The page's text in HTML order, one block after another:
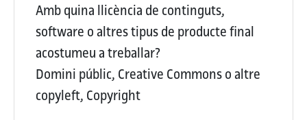
Amb quina llicència de continguts,
software o altres tipus de producte final
acostumeu a treballar?
Domini públic, Creative Commons o altre
copyleft, Copyright